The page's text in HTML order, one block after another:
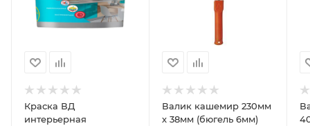
Краска ВД
интерьерная
Валик кашемир 230мм
х 38мм (бюгель 6мм)